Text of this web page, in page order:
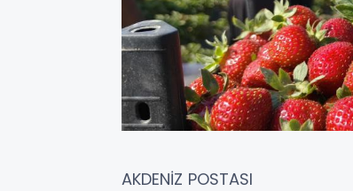
AKDENİZ POSTASI